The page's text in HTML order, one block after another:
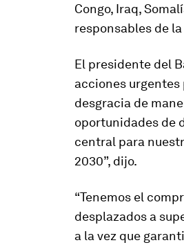
Congo, Iraq,
responsables de
El presidente del
acciones urgentes
desgracia de
oportunidades de
central para
2030”, dijo.
“Tenemos el
desplazados a
a la vez que